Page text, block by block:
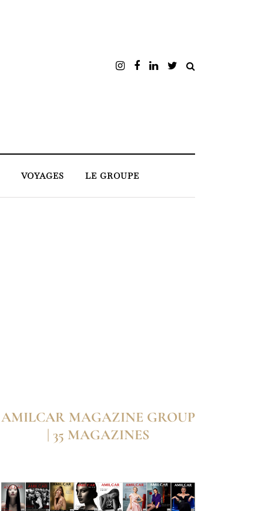
VOYAGES LE GROUPE
AMILCAR MAGAZINE GROUP
| 35 MAGAZINES